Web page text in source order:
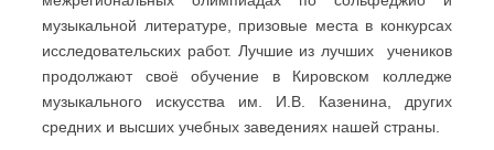
музыкальной литературе, призовые места в конкурсах
исследовательских работ. Лучшие из лучших учеников
продолжают своё обучение в Кировском колледже
музыкального искусства им. И.В. Казенина, других
средних и высших учебных заведениях нашей страны.